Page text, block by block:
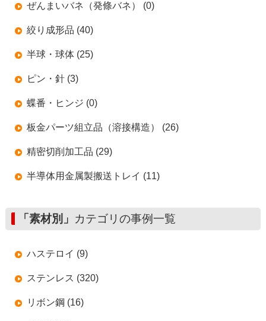
ぜんまいバネ（発條バネ） (0)
絞り成形品 (40)
半球・球体 (25)
ピン・針 (3)
蝶番・ヒンジ (0)
板金パーツ組立品（溶接構造） (26)
精密切削加工品 (29)
半導体用金属製搬送トレイ (11)
「素材別」 カテゴリの事例一覧
ハステロイ (9)
ステンレス (320)
リボン鋼 (16)